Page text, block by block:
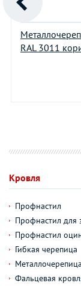
RAL 3011
Кровля
Профнастил
Профнастил для
Профнастил
Гибкая черепица
Металлочерепица
Фальцевая